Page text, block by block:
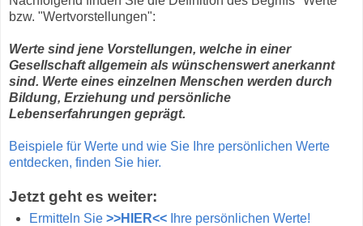
bzw. "Wertvorstellungen":
Werte sind jene Vorstellungen, welche in einer
Gesellschaft allgemein als wünschenswert anerkannt
sind. Werte eines einzelnen Menschen werden durch
Bildung, Erziehung und persönliche
Lebenserfahrungen geprägt.
Beispiele für Werte und wie Sie Ihre persönlichen Werte
entdecken, finden Sie hier.
Jetzt geht es weiter:
Ermitteln Sie >>HIER<<Ihre persönlichen Werte!